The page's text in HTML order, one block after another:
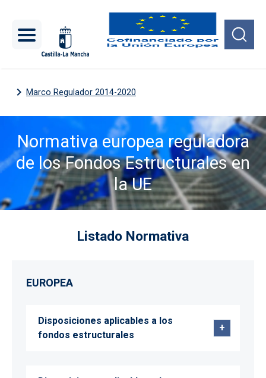
Marco Regulador 2014-2020
Normativa europea reguladora
de los Fondos Estructurales en
la UE
Imagen
Listado Normativa
EUROPEA
Disposiciones aplicables a los
fondos estructurales